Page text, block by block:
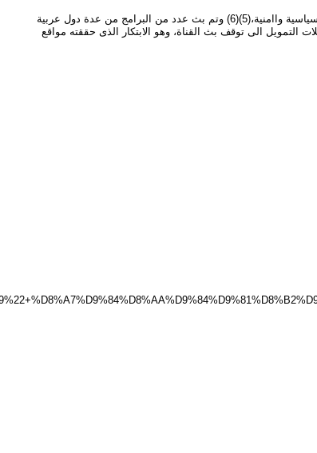
• اطلق أول شبكة قنوات تلفزيونية نت فى الشرق الأوسط فى بث حى مباشر صوت وصورة، التى توقف بثها بعد سنة من البث التجريبى بسبب مشاكل فى التمويل، ذات خلفية سياسية واامنية،(5)(6) وتم بث عدد من البرامج من عدة دول عربية
بهذا الابتكار العديد من الصحف ووسائل الاعلام المصرية والعربية،(7) الا انه، وللأسف، ادت مشكلات التمويل الى توقف بث القناة، وهو الابتكار الذى حققته مواقع